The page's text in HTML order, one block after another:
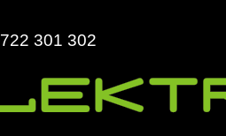
722 301 302